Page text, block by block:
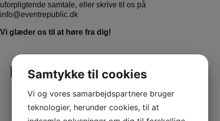
uforpligtende samtale, eller skrive til os på
info@eventrepublic.dk
Vi glæder os til at høre fra dig!
Related cases
Samtykke til cookies
Vi og vores samarbejdspartnere bruger
teknologier, herunder cookies, til at